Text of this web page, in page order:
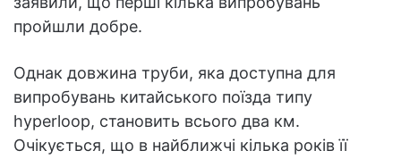
пройшли добре.
Однак довжина труби, яка доступна для
випробувань китайського поїзда типу
hyperloop, становить всього два км.
Очікується, що в найближчі кілька років її